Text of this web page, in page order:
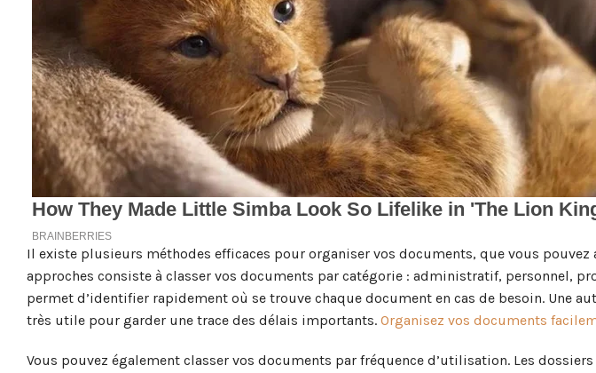
Il existe plusieurs méthodes efficaces pour organiser vos documents, que vous pouvez
approches consiste à classer vos documents par catégorie : administratif, personnel,
permet d’identifier rapidement où se trouve chaque document en cas de besoin. Une
très utile pour garder une trace des délais importants. Organisez vos documents
Vous pouvez également classer vos documents par fréquence d’utilisation. Les